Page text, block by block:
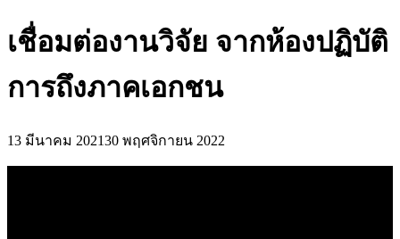
เชื่อมต่องานวิจัย จากห้องปฏิบัติ
การถึงภาคเอกชน
13 มีนาคม 202130 พฤศจิกายน 2022